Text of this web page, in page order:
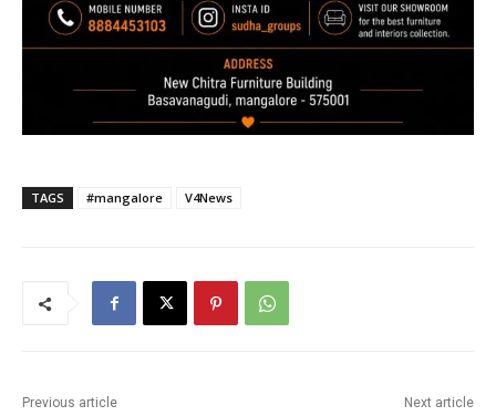
TAGS #mangalore V4News
Previous article Next article